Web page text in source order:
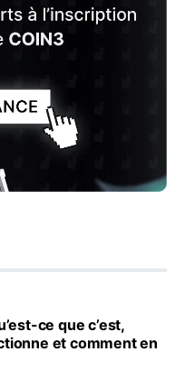
ce que c’est,
et comment en